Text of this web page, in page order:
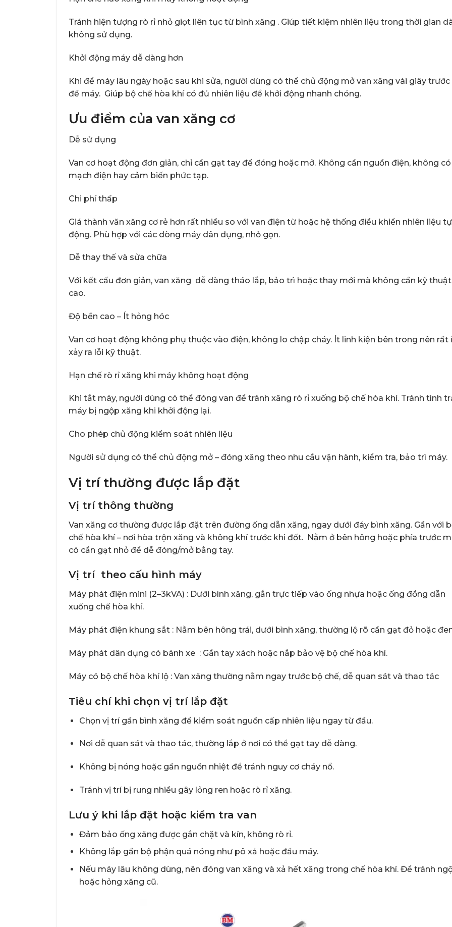
Tránh hiện tượng rò rỉ nhỏ giọt liên tục từ bình xăng . Giúp tiết kiệm nhiên liệu trong thời gian
không sử dụng.
Khởi động máy dễ dàng hơn
Khi để máy lâu ngày hoặc sau khi sửa, người dùng có thể chủ động mở van xăng vài giây trước
đề máy. Giúp bộ chế hòa khí có đủ nhiên liệu để khởi động nhanh chóng.
Ưu điểm của van xăng cơ
Dễ sử dụng
Van cơ hoạt động đơn giản, chỉ cần gạt tay để đóng hoặc mở. Không cần nguồn điện, không có
mạch điện hay cảm biến phức tạp.
Chi phí thấp
Giá thành văn xăng cơ rẻ hơn rất nhiều so với van điện từ hoặc hệ thống điều khiển nhiên liệu tự
động. Phù hợp với các dòng máy dân dụng, nhỏ gọn.
Dễ thay thế và sửa chữa
Với kết cấu đơn giản, van xăng dễ dàng tháo lắp, bảo trì hoặc thay mới mà không cần kỹ thuật
cao.
Độ bền cao – Ít hỏng hóc
Van cơ hoạt động không phụ thuộc vào điện, không lo chập cháy. Ít linh kiện bên trong nên rất
xảy ra lỗi kỹ thuật.
Hạn chế rò rỉ xăng khi máy không hoạt động
Khi tắt máy, người dùng có thể đóng van để tránh xăng rò rỉ xuống bộ chế hòa khí. Tránh tình
máy bị ngộp xăng khi khởi động lại.
Cho phép chủ động kiểm soát nhiên liệu
Người sử dụng có thể chủ động mở – đóng xăng theo nhu cầu vận hành, kiểm tra, bảo trì máy.
Vị trí thường được lắp đặt
Vị trí thông thường
Van xăng cơ thường được lắp đặt trên đường ống dẫn xăng, ngay dưới đáy bình xăng. Gần với
chế hòa khí – nơi hòa trộn xăng và không khí trước khi đốt. Nằm ở bên hông hoặc phía trước
có cần gạt nhỏ để dễ đóng/mở bằng tay.
Vị trí theo cấu hình máy
Máy phát điện mini (2–3kVA) : Dưới bình xăng, gắn trực tiếp vào ống nhựa hoặc ống đồng dẫn
xuống chế hòa khí.
Máy phát điện khung sắt : Nằm bên hông trái, dưới bình xăng, thường lộ rõ cần gạt đỏ hoặc
Máy phát dân dụng có bánh xe : Gần tay xách hoặc nắp bảo vệ bộ chế hòa khí.
Máy có bộ chế hòa khí lộ : Van xăng thường nằm ngay trước bộ chế, dễ quan sát và thao tác
Tiêu chí khi chọn vị trí lắp đặt
Chọn vị trí gần bình xăng để kiểm soát nguồn cấp nhiên liệu ngay từ đầu.
Nơi dễ quan sát và thao tác, thường lắp ở nơi có thể gạt tay dễ dàng.
Không bị nóng hoặc gần nguồn nhiệt để tránh nguy cơ cháy nổ.
Tránh vị trí bị rung nhiều gây lỏng ren hoặc rò rỉ xăng.
Lưu ý khi lắp đặt hoặc kiểm tra van
Đảm bảo ống xăng được gắn chặt và kín, không rò rỉ.
Không lắp gần bộ phận quá nóng như pô xả hoặc đầu máy.
Nếu máy lâu không dùng, nên đóng van xăng và xả hết xăng trong chế hòa khí. Để tránh
hoặc hỏng xăng cũ.